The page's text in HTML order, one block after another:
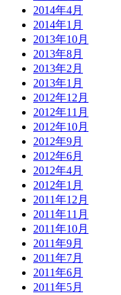
2014年4月
2014年1月
2013年10月
2013年8月
2013年2月
2013年1月
2012年12月
2012年11月
2012年10月
2012年9月
2012年6月
2012年4月
2012年1月
2011年12月
2011年11月
2011年10月
2011年9月
2011年7月
2011年6月
2011年5月